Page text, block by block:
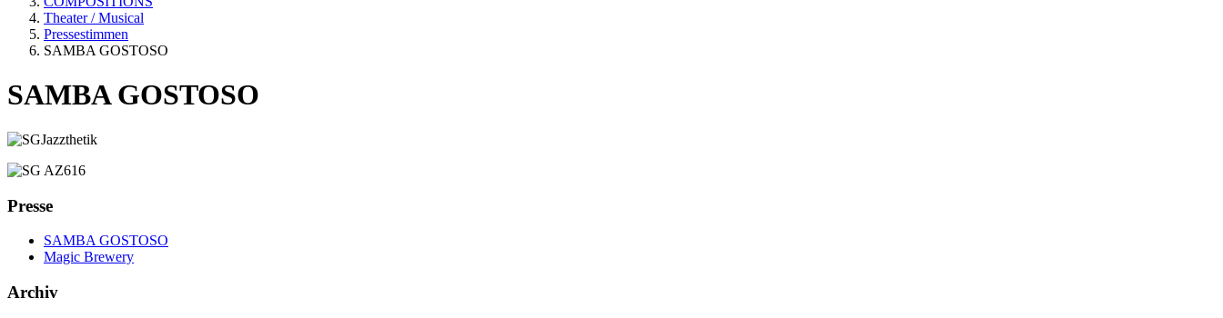
Theater / Musical
Pressestimmen
SAMBA GOSTOSO
SAMBA GOSTOSO
Presse
SAMBA GOSTOSO
Magic Brewery
Archiv